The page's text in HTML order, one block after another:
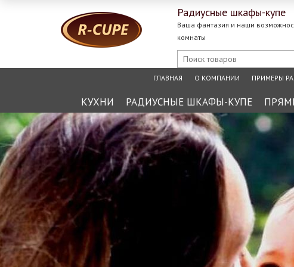
Радиусные шкафы-купе
Ваша фантазия и наши
комнаты
ГЛАВНАЯ О КОМПАНИИ ПРИМЕРЫ
КУХНИ РАДИУСНЫЕ ШКАФЫ-КУПЕ